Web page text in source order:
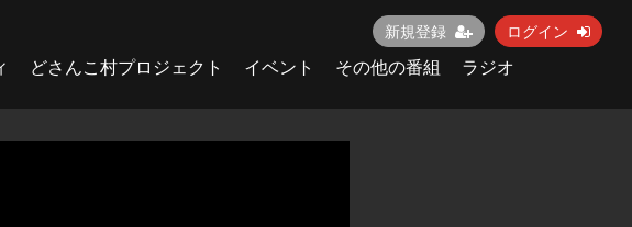
新規登録 ログイン
どさんこ村プロジェクト イベント その他の番組
ラジオ